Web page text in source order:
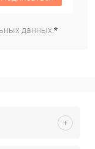
данных.*